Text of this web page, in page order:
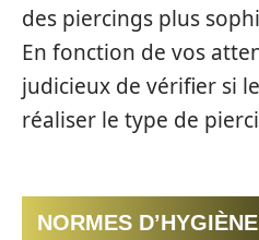
des piercings plus
En fonction de vos
judicieux de vérifier si
réaliser le type de
NORMES